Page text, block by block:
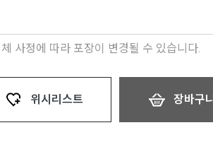
사정에 따라 포장이 변경될 수 있습니다.
위시리스트 장바구니